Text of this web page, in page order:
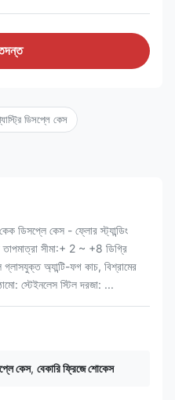
ডিসপ্লে কেস
ডিসপ্লে কেস - ফ্লোর স্ট্যান্ডিং
তাপমাত্রা সীমা:+ 2 ~ +8 ডিগ্রি
গ্লাসযুক্ত অ্যান্টি-ফগ কাচ, বিশ্রামের
স্টেইনলেস স্টিল দরজা: ...
কেস, বেকারি ফ্রিজে শোকেস